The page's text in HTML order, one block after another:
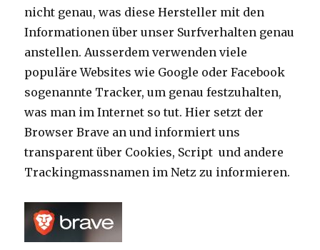
nicht genau, was diese Hersteller mit den
Informationen über unser Surfverhalten genau
anstellen. Ausserdem verwenden viele
populäre Websites wie Google oder Facebook
sogenannte Tracker, um genau festzuhalten,
was man im Internet so tut. Hier setzt der
Browser Brave an und informiert uns
transparent über Cookies, Script und andere
Trackingmassnamen im Netz zu informieren.